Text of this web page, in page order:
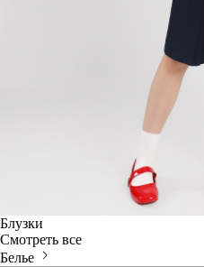
Блузки
Смотреть все
Белье